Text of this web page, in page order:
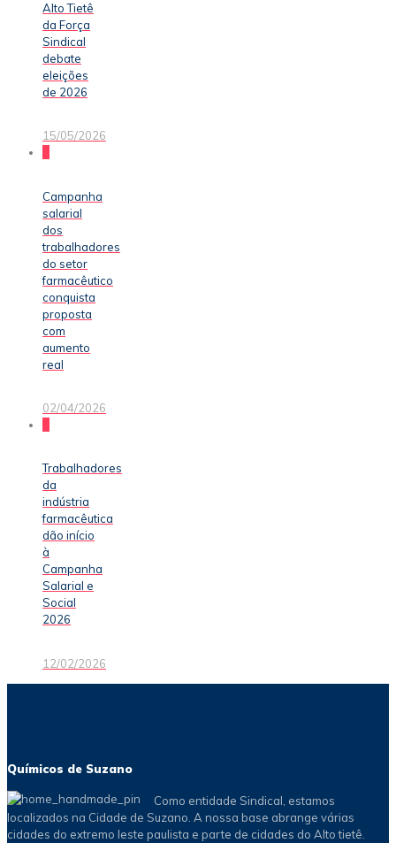
Alto Tietê
da Força
Sindical
debate
eleições
de 2026
15/05/2026
Campanha
salarial
dos
trabalhadores
do setor
farmacêutico
conquista
proposta
com
aumento
real
02/04/2026
Trabalhadores
da
indústria
farmacêutica
dão início
à
Campanha
Salarial e
Social
2026
12/02/2026
Químicos de Suzano
Como entidade Sindical, estamos
localizados na Cidade de Suzano. A nossa base abrange várias
cidades do extremo leste paulista e parte de cidades do Alto tietê.